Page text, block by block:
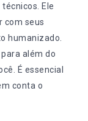
Ele
com seus
humanizado.
além do
É essencial
conta o